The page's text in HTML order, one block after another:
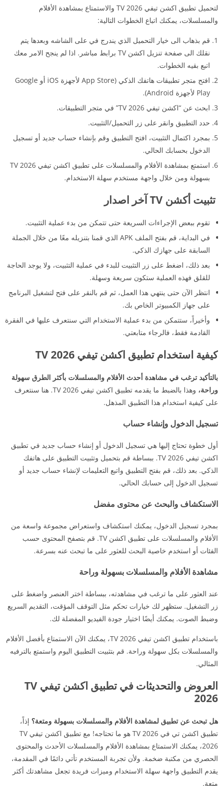
لتحميل تطبيق اكشن تيفي TV 2026 والاستمتاع بمشاهدة الأفلام
والمسلسلات، يمكنك اتباع الخطوات التالية:
قم بذهاب الى خيار التحميل الذي يندرج في على الشاشه وبعدها يتم
نقلك الى صفحة تنزيل اكشن TV برابط مباشر. اذا لم ينجح الامر معك
اتبع بقيه الخطوات.
افتح متجر تطبيقات هاتفك الذكي (App Store لأجهزة iOS أو Google
Play لأجهزة Android).
ابحث عن “اكشن تيفي TV 2026” في متجر التطبيقات.
حدد التطبيق وانقر على زر التحميل/التثبيت.
بمجرد اكتمال التثبيت، افتح التطبيق وقم بإنشاء حساب جديد أو تسجيل
الدخول بحسابك الحالي.
استمتع بمشاهدة الأفلام والمسلسلات على تطبيق اكشن تيفي TV 2026
بسهولة ومن خلال واجهة مستخدم سهلة الاستخدام.
تثبيت أكشن TV آخر اصدار
تقوم ببعض الإجراءات السريعة حتى تتمكن من بدء عملية التثبيت.
في البداية، قم بفتح الملف APK الذي قمنا بتنزيله معًا من خلال الجملة
السابقة على جهازك الذكي.
بعد ذلك، اضغط على زر التثبيت للبدء في عملية التثبيت، ولا يوجد الحاجة
للقلق فهذه العملية ستكون سريعة وسهلة.
انتظر الآن حتى ينتهي هذا العمل، ثم قم بالنقر على فتح لتشغيل البرنامج
على جهاز الكمبيوتر الخاص بك.
وأخيراً، ستتمكن من بدء عملية الاستخدام التي سنتعرف عليها في الفقرة
القادمة فقط، فالرجاء متابعتي.
كيفية استخدام تطبيق اكشن تيفي TV 2026
بالتأكيد ترغب في مشاهدة أحدث الأفلام والمسلسلات بأكثر الطرق سهولة
وراحة،
وهذا بالضبط ما يقدمه تطبيق اكشن تيفي TV 2026. هنا سنتعرف
على كيفية استخدام هذا التطبيق المذهل.
تسجيل الدخول وإنشاء حساب
أول خطوة تحتاج إليها هي تسجيل الدخول أو إنشاء حساب جديد في تطبيق
اكشن تيفي TV 2026. ببساطة قم بتحميل وتثبيت التطبيق على هاتفك
الذكي. بعد ذلك، قم بفتح التطبيق واتبع التعليمات لإنشاء حساب جديد أو
تسجيل الدخول إلى حسابك الحالي.
الاستكشاف والبحث عن محتوى مفضل
بمجرد تسجيل الدخول، يمكنك استكشاف واستعراض مجموعة واسعة من
الأفلام والمسلسلات على تطبيق اكشن TV. قم بتصفح المحتوى حسب
الفئات أو استخدم خاصية البحث للعثور على ما تبحث عنه بسرعة.
مشاهدة الأفلام والمسلسلات بسهولة وراحة
عند العثور على ما ترغب في مشاهدته، ببساطة اختر العنصر واضغط على
زر التشغيل. ستظهر لك خيارات تحكم مثل التوقف المؤقت، التقديم السريع
وضبط الصوت. يمكنك أيضًا اختيار جودة الفيديو المفضلة لك.
باستخدام تطبيق اكشن تيفي TV 2026، يمكنك الآن الاستمتاع بأفضل الأفلام
والمسلسلات بكل سهولة وراحة. قم بتثبيت التطبيق اليوم واستمتع بالترفيه
المثالي.
العروض والتحديثات في تطبيق اكشن تيفي TV
2026
هل تبحث عن تطبيق لمشاهدة الأفلام والمسلسلات بسهولة ومتعة؟ إذاً،
تطبيق اكشن تي في TV 2026 هو ما تحتاجه! مع تطبيق اكشن تيفي TV
2026، يمكنك الاستمتاع بمشاهدة الأفلام والمسلسلات الأحدث والمحتوى
الحصري من مكتبة ضخمة. ولأن تجربة المستخدم تأتي دائمًا في المقدمة،
يقدم التطبيق واجهة سهلة الاستخدام وميزات فريدة تجعل مشاهدتك أكثر
متعة.